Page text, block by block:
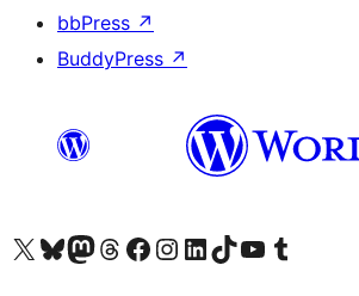
bbPress ↗
BuddyPress ↗
Visit our X (formerly Twitter) account
Visit our Bluesky account
Завітайте до нашої стрічки в Mastodon
Visit our Threads account
Завітайте на нашу сторінку в Facebook
Visit our Instagram account
Visit our LinkedIn account
Visit our TikTok account
Visit our YouTube channel
Visit our Tumblr account